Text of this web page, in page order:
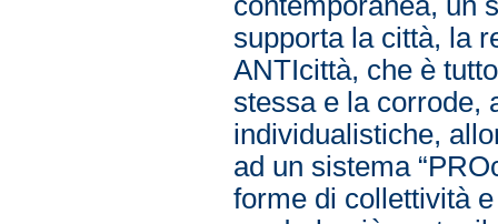
supporta la città, la
ANTIcittà, che è
stessa e la corrode,
individualistiche,
ad un sistema
forme di collettività